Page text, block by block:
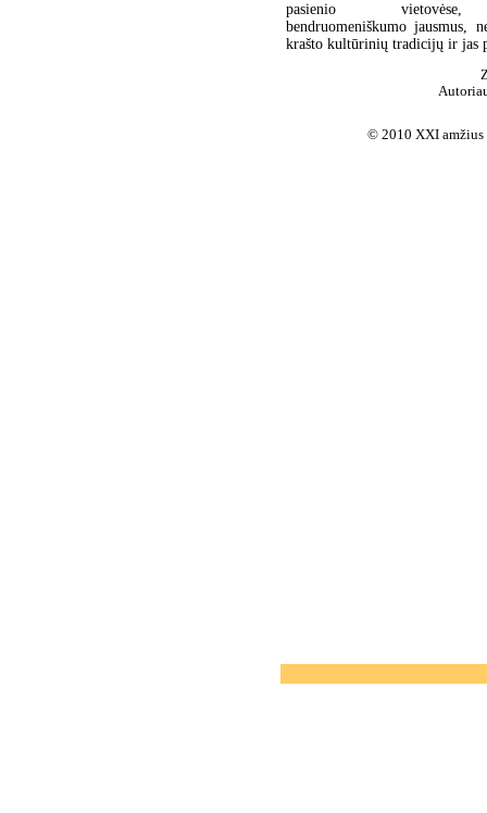
pasienio
bendruomeniškumo jausmus,
krašto kultūrinių tradicijų ir jas
© 2010 XXI amžius